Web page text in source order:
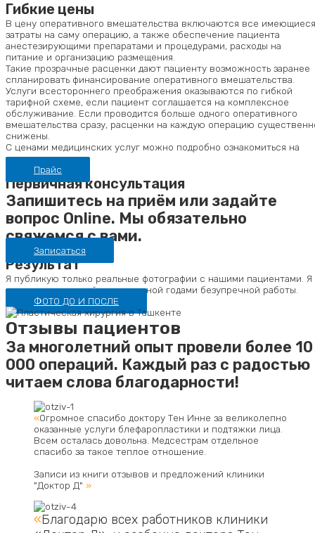
Гибкие цены
В цену оперативного вмешательства включаются все имеющиеся
затраты на саму операцию, а также обеспечение пациента
анестезирующими препаратами и процедурами, расходы на
питание и организацию размещения.
Такие прозрачные расценки дают пациенту возможность заранее
спланировать финансирование оперативного вмешательства.
Услуги всестороннего преображения оказываются по гибкой
тарифной схеме, если пациент соглашается на комплексное
обслуживание. Если проводится больше одного оперативного
вмешательства сразу, расценки на каждую операцию
снижены.
С ценами медицинских услуг можно подробно ознакомиться на
консультации.
Прайс
Первичная консультация
Запишитесь на приём или задайте
вопрос Online. Мы обязательно
свяжемся с вами.
Записаться
Результат
Я публикую только реальные фотографии с нашими пациентами. Я
дорожу репутацией, заслуженной годами безупречной работы.
ФОТО ДО И ПОСЛЕ
Отзывы пациентов
За многолетний опыт провели более 10
000 операций. Каждый раз с радостью
читаем слова благодарности!
«Огромное спасибо доктору Тен Инне за великолепно
оказанные услуги блефаропластики и подтяжки лица.
Всем осталась довольна. Медсестрам отдельное
спасибо за такое теплое отношение.
Записи из книги отзывов и предложений клиники
"Доктор Д" »
«Благодарю всех работников клиники